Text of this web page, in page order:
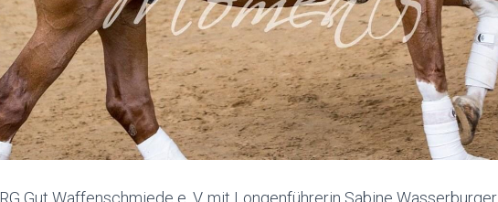
RG Gut Waffenschmiede e. V. mit Longenführerin Sabine Wasserburger